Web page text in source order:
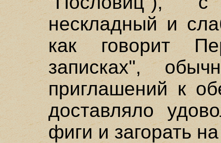
нескладный и
как говорит
записках",
приглашений к
доставляло
фиги и загорать